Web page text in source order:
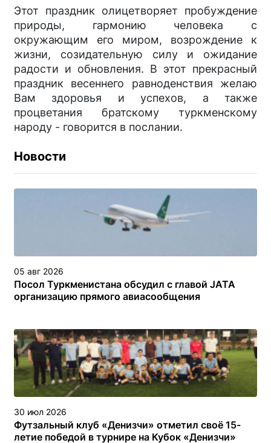
Этот праздник олицетворяет пробуждение
природы, гармонию человека с
окружающим его миром, возрождение к
жизни, созидательную силу и ожидание
радости и обновления. В этот прекрасный
праздник весеннего равноденствия желаю
Вам здоровья и успехов, а также
процветания братскому туркменскому
народу - говорится в послании.
Новости
05 авг 2026
Посол Туркменистана обсудил с главой JATA
организацию прямого авиасообщения
30 июл 2026
Футзальный клуб «Денизчи» отметил своё 15-
летие победой в турнире на Кубок «Денизчи»